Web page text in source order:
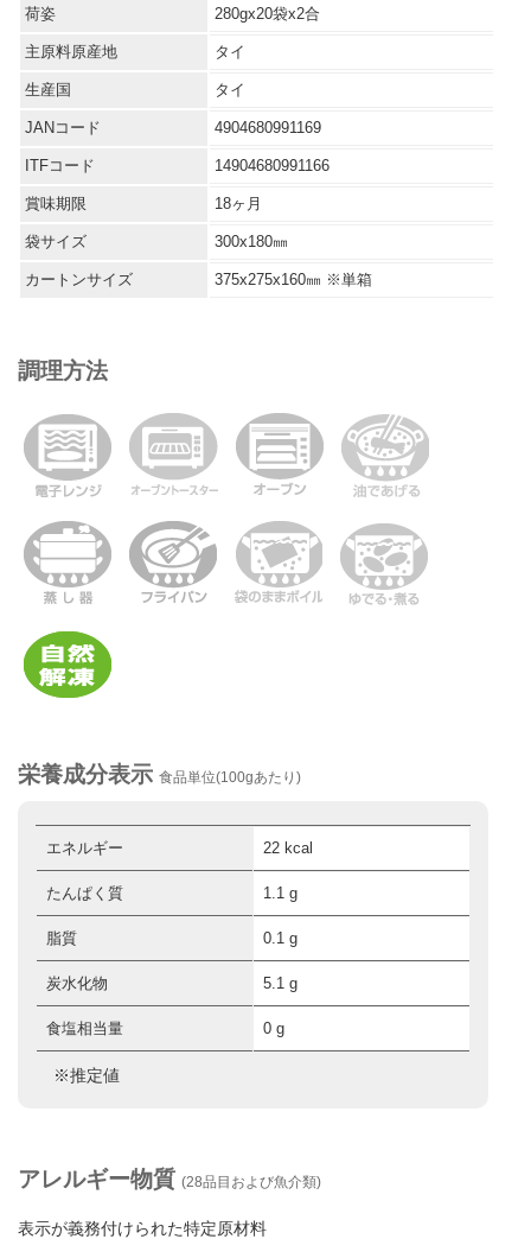
荷姿 280gx20袋x2合
主原料原産地 タイ
生産国 タイ
JANコード 4904680991169
ITFコード 14904680991166
賞味期限 18ヶ月
袋サイズ 300x180㎜
カートンサイズ 375x275x160㎜ ※単箱
調理方法
栄養成分表示 食品単位(100gあたり)
エネルギー 22 kcal
たんぱく質 1.1 g
脂質 0.1 g
炭水化物 5.1 g
食塩相当量 0 g
※推定値
アレルギー物質 (28品目および魚介類)
表示が義務付けられた特定原材料